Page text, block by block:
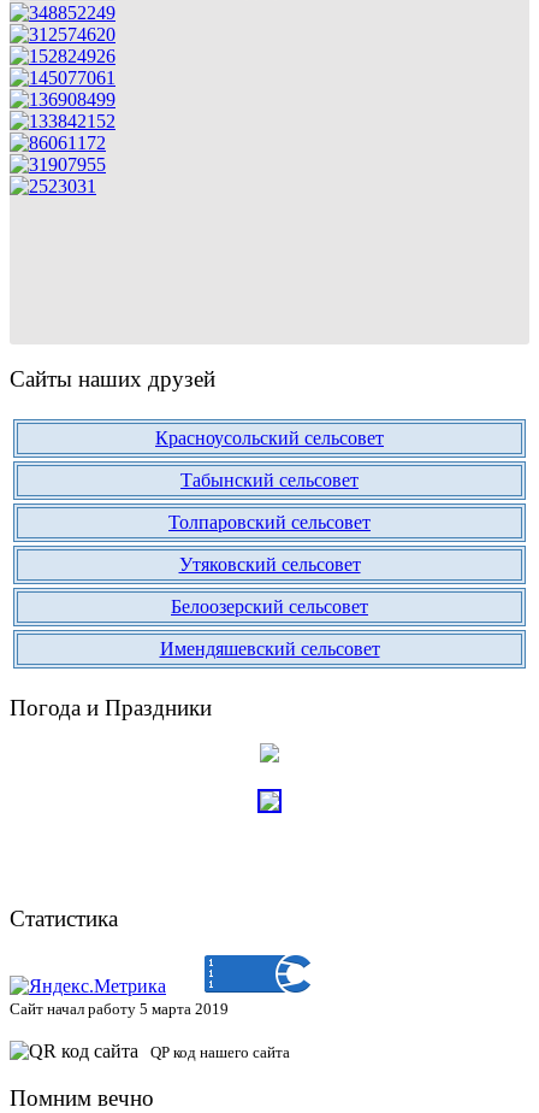
Сайты наших друзей
Красноусольский сельсовет
Табынский сельсовет
Толпаровский сельсовет
Утяковский сельсовет
Белоозерский сельсовет
Имендяшевский сельсовет
Погода и Праздники
Статистика
Сайт начал работу 5 марта 2019
QP код нашего сайта
Помним вечно